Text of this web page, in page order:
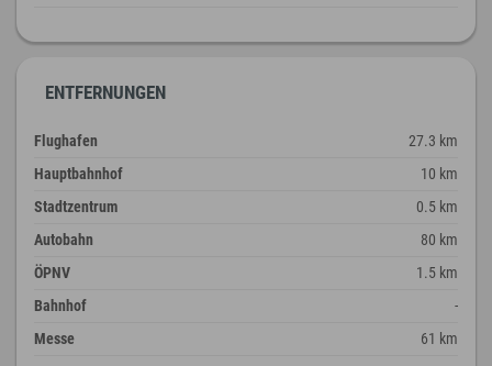
ENTFERNUNGEN
Flughafen
27.3 km
Hauptbahnhof
10 km
Stadtzentrum
0.5 km
Autobahn
80 km
ÖPNV
1.5 km
Bahnhof
-
Messe
61 km